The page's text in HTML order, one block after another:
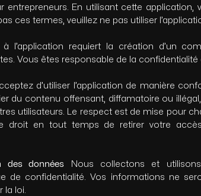
entrepreneurs. En utilisant cette
ces termes, veuillez ne pas utiliser
à l’application requiert la création d’un
Vous êtes responsable de la confidentialité
d’utiliser l’application de manière
du contenu offensant, diffamatoire ou illégal,
utilisateurs. Le respect est de mise pour
droit en tout temps de retirer votre
des données Nous collectons et
de confidentialité. Vos informations ne
la loi.